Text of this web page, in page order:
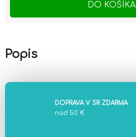
DO KOŠÍKA
Popis
DOPRAVA V SR ZDARMA
nad 50 €